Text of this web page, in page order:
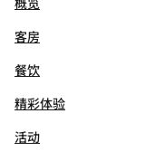
客房
餐饮
精彩体验
活动